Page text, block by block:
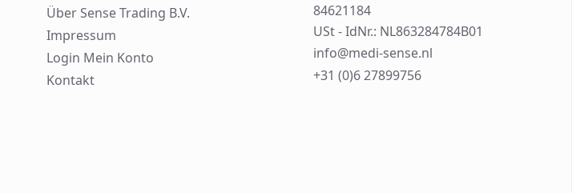
Über Sense Trading B.V.
Impressum
Login Mein Konto
Kontakt
84621184
USt - IdNr.: NL863284784B01
info@medi-sense.nl
+31 (0)6 27899756